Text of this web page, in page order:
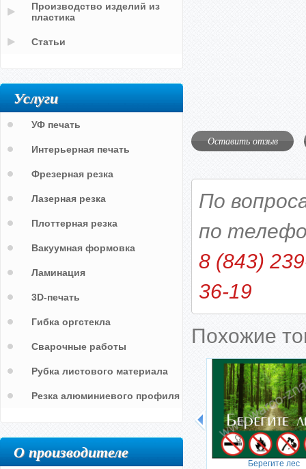
Оставить отзыв
По
по
8 (843)
36-19
Похожие
Берегите лес
Производство изделий из
пластика
Статьи
Услуги
УФ печать
Интерьерная печать
Фрезерная резка
Лазерная резка
Плоттерная резка
Вакуумная формовка
Ламинация
3D-печать
Гибка оргстекла
Сварочные работы
Рубка листового материала
Резка алюминиевого профиля
О производителе